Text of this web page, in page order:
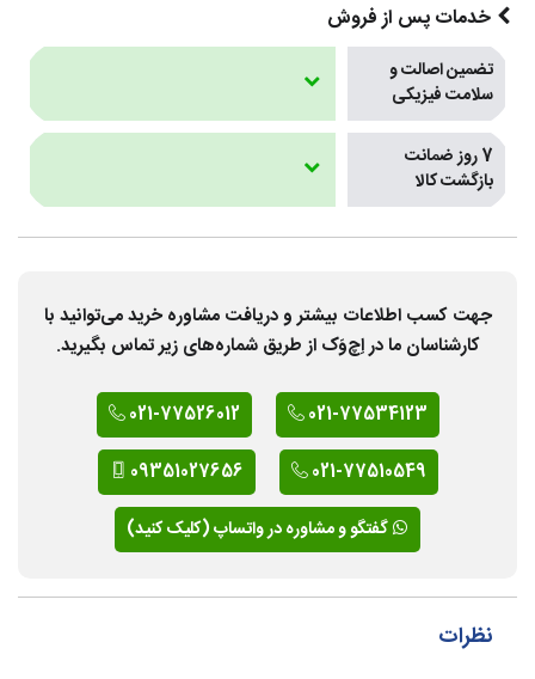
خدمات پس از فروش
تضمین اصالت و
سلامت فیزیکی
7 روز ضمانت
بازگشت کالا
جهت کسب اطلاعات بیشتر و دریافت مشاوره خرید می‌توانید با
کارشناسان ما در اِچ‌وَک از طریق شماره‌های زیر تماس بگیرید.
021-77534123
021-77526012
021-77510549
09351027656
گفتگو و مشاوره در واتساپ (کلیک کنید)
نظرات